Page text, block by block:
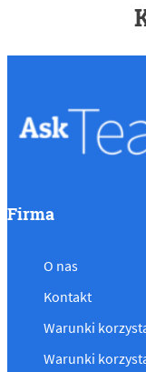
Firma
O nas
Kontakt
Warunki
Warunki